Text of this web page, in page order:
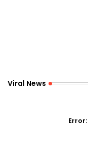
Viral News
Error: